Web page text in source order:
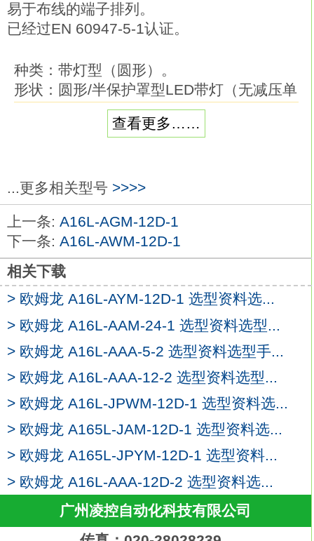
易于布线的端子排列。
已经过EN 60947-5-1认证。
种类：带灯型（圆形）。
形状：圆形/半保护罩型LED带灯（无减压单
输出数：SPST-NC。
操作：瞬时动作（自动复位型）欧姆龙
A16L-AAM-12D-1。
颜色：白色。
可安装在φ22或φ25的面板开孔中（使用适
配环时）。
可用摆杆方便的拆卸单元A16L-AAM-12D-1
开关部位3列安装,提高了布线效率。
标准配备了防指触功能。
φ25用的适配环还能对应φ25的面板开口。
型） 中的任意一个来安装。
IP65耐油（非带灯型）IP65（带灯型）。种
类：长方形。
1。
输出：SPDT。
电源电压：DC12V。
接点类型：标准负载（AC250V，3A；
查看更多……
...更多相关型号 >>>>
上一条: A16L-AGM-12D-1
下一条: A16L-AWM-12D-1
相关下载
> 欧姆龙 A16L-AYM-12D-1 选型资料选...
> 欧姆龙 A16L-AAM-24-1 选型资料选型...
> 欧姆龙 A16L-AAA-5-2 选型资料选型手...
> 欧姆龙 A16L-AAA-12-2 选型资料选型...
> 欧姆龙 A16L-JPWM-12D-1 选型资料选...
> 欧姆龙 A165L-JAM-12D-1 选型资料选...
> 欧姆龙 A165L-JPYM-12D-1 选型资料...
> 欧姆龙 A16L-AAA-12D-2 选型资料选...
广州凌控自动化科技有限公司